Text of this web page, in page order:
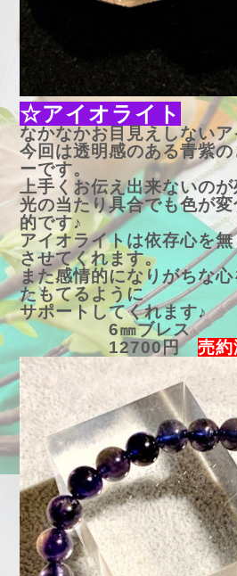
☆アイオライト
なかなかお目見えしない
今回は透明感のある青紫
ーです。
上手くお伝え出来ないの
光の当たり具合でも色が
的です♪
アイオライトは依存心を
させてくれます。
また感情的になりがちな
たもてるように
サポートしてくれます♪
6㎜ブレス
12700円 売約